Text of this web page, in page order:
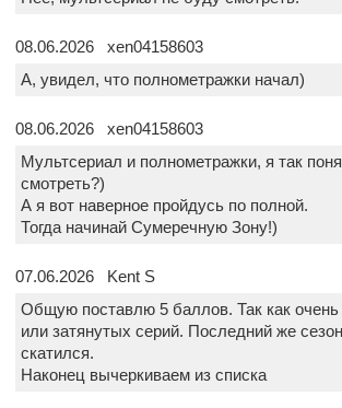
08.06.2026 xen04158603
А, увидел, что полнометражки начал)
08.06.2026 xen04158603
Мультсериал и полнометражки, я так
смотреть?)
А я вот наверное пройдусь по полной.
Тогда начинай Сумеречную Зону!)
07.06.2026 Kent S
Общую поставлю 5 баллов. Так как
или затянутых серий. Последний же
скатился.
Наконец вычеркиваем из списка